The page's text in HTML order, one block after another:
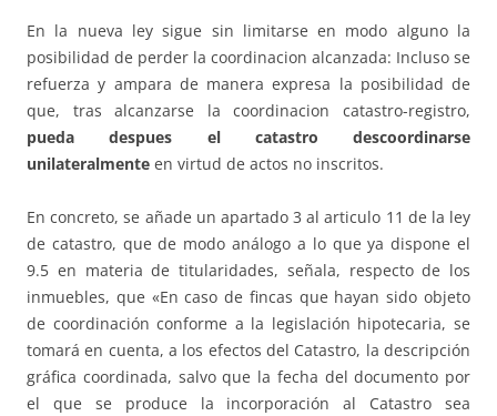
En la nueva ley sigue sin limitarse en modo alguno la
posibilidad de perder la coordinacion alcanzada: Incluso se
refuerza y ampara de manera expresa la posibilidad de
que, tras alcanzarse la coordinacion catastro-registro,
pueda despues el catastro descoordinarse
unilateralmente en virtud de actos no inscritos.
En concreto, se añade un apartado 3 al articulo 11 de la ley
de catastro, que de modo análogo a lo que ya dispone el
9.5 en materia de titularidades, señala, respecto de los
inmuebles, que «En caso de fincas que hayan sido objeto
de coordinación conforme a la legislación hipotecaria, se
tomará en cuenta, a los efectos del Catastro, la descripción
gráfica coordinada, salvo que la fecha del documento por
el que se produce la incorporación al Catastro sea